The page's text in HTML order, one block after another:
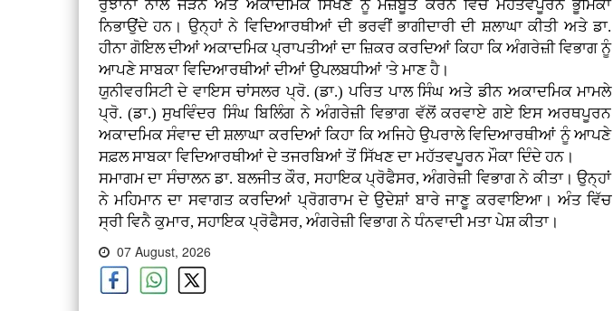
ਰੁਝਾਨਾਂ ਨਾਲ ਜੋੜਨ ਅਤੇ ਅਕਾਦਮਿਕ ਸਿੱਖਣ ਨੂੰ ਮਜ਼ਬੂਤ ਕਰਨ ਵਿੱਚ ਮਹੱਤਵਪੂਰਨ ਭੂਮਿਕਾ
ਨਿਭਾਉਂਦੇ ਹਨ। ਉਨ੍ਹਾਂ ਨੇ ਵਿਦਿਆਰਥੀਆਂ ਦੀ ਭਰਵੀਂ ਭਾਗੀਦਾਰੀ ਦੀ ਸ਼ਲਾਘਾ ਕੀਤੀ ਅਤੇ ਡਾ.
ਹੀਨਾ ਗੋਇਲ ਦੀਆਂ ਅਕਾਦਮਿਕ ਪ੍ਰਾਪਤੀਆਂ ਦਾ ਜ਼ਿਕਰ ਕਰਦਿਆਂ ਕਿਹਾ ਕਿ ਅੰਗਰੇਜ਼ੀ ਵਿਭਾਗ ਨੂੰ
ਆਪਣੇ ਸਾਬਕਾ ਵਿਦਿਆਰਥੀਆਂ ਦੀਆਂ ਉਪਲਬਧੀਆਂ 'ਤੇ ਮਾਣ ਹੈ।
ਯੁਨੀਵਰਸਿਟੀ ਦੇ ਵਾਇਸ ਚਾਂਸਲਰ ਪ੍ਰੋ. (ਡਾ.) ਪਰਿਤ ਪਾਲ ਸਿੰਘ ਅਤੇ ਡੀਨ ਅਕਾਦਮਿਕ ਮਾਮਲੇ
ਪ੍ਰੋ. (ਡਾ.) ਸੁਖਵਿੰਦਰ ਸਿੰਘ ਬਿਲਿੰਗ ਨੇ ਅੰਗਰੇਜ਼ੀ ਵਿਭਾਗ ਵੱਲੋਂ ਕਰਵਾਏ ਗਏ ਇਸ ਅਰਥਪੂਰਨ
ਅਕਾਦਮਿਕ ਸੰਵਾਦ ਦੀ ਸ਼ਲਾਘਾ ਕਰਦਿਆਂ ਕਿਹਾ ਕਿ ਅਜਿਹੇ ਉਪਰਾਲੇ ਵਿਦਿਆਰਥੀਆਂ ਨੂੰ ਆਪਣੇ
ਸਫ਼ਲ ਸਾਬਕਾ ਵਿਦਿਆਰਥੀਆਂ ਦੇ ਤਜਰਬਿਆਂ ਤੋਂ ਸਿੱਖਣ ਦਾ ਮਹੱਤਵਪੂਰਨ ਮੌਕਾ ਦਿੰਦੇ ਹਨ।
ਸਮਾਗਮ ਦਾ ਸੰਚਾਲਨ ਡਾ. ਬਲਜੀਤ ਕੌਰ, ਸਹਾਇਕ ਪ੍ਰੋਫੈਸਰ, ਅੰਗਰੇਜ਼ੀ ਵਿਭਾਗ ਨੇ ਕੀਤਾ। ਉਨ੍ਹਾਂ
ਨੇ ਮਹਿਮਾਨ ਦਾ ਸਵਾਗਤ ਕਰਦਿਆਂ ਪ੍ਰੋਗਰਾਮ ਦੇ ਉਦੇਸ਼ਾਂ ਬਾਰੇ ਜਾਣੂ ਕਰਵਾਇਆ। ਅੰਤ ਵਿੱਚ
ਸ੍ਰੀ ਵਿਨੈ ਕੁਮਾਰ, ਸਹਾਇਕ ਪ੍ਰੋਫੈਸਰ, ਅੰਗਰੇਜ਼ੀ ਵਿਭਾਗ ਨੇ ਧੰਨਵਾਦੀ ਮਤਾ ਪੇਸ਼ ਕੀਤਾ।
07 August, 2026